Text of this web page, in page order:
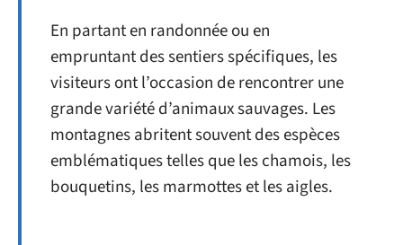
En partant en randonnée ou en
empruntant des sentiers spécifiques, les
visiteurs ont l’occasion de rencontrer une
grande variété d’animaux sauvages. Les
montagnes abritent souvent des espèces
emblématiques telles que les chamois, les
bouquetins, les marmottes et les aigles.